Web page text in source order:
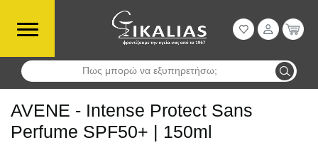
Πως μπορώ να εξυπηρετήσω;
Αναζήτηση
AVENE - Intense Protect Sans
Perfume SPF50+ | 150ml